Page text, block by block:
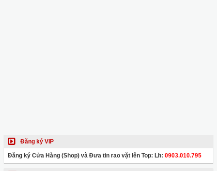
Đăng ký VIP
Đăng ký Cửa Hàng (Shop) và Đưa tin rao vặt lên Top: Lh: 0903.010.795